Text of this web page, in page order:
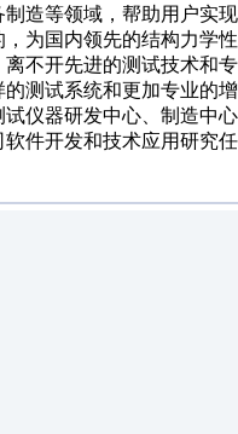
造等领域，帮助用户实
为国内领先的结构力学
不开先进的测试技术和
测试系统和更加专业的
仪器研发中心、制造中
件开发和技术应用研究